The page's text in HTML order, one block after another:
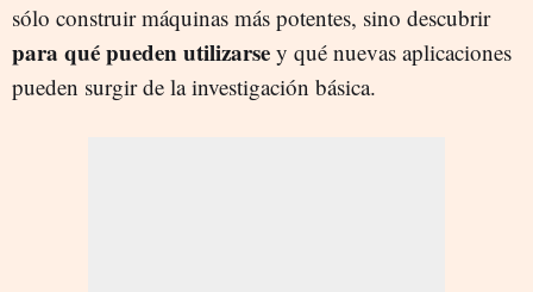
sólo construir máquinas más potentes, sino descubrir
para qué pueden utilizarse y qué nuevas aplicaciones
pueden surgir de la investigación básica.